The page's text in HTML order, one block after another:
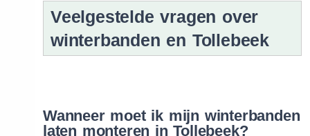
Veelgestelde vragen over
winterbanden en Tollebeek
Wanneer moet ik mijn winterbanden
laten monteren in Tollebeek?